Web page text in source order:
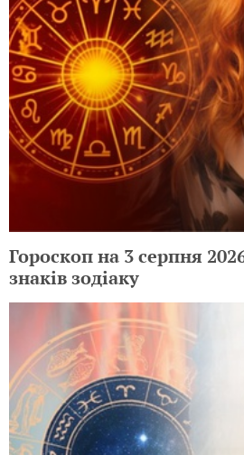
Гороскоп на 3 серпня
знаків зодіаку